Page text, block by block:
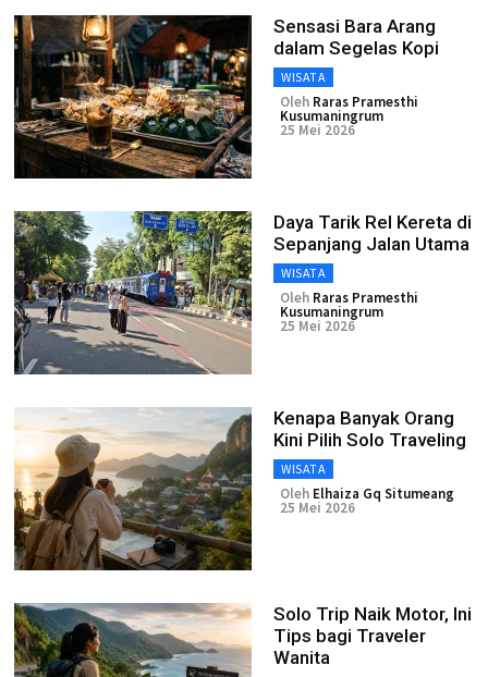
Sensasi Bara Arang
dalam Segelas Kopi
WISATA
Oleh Raras Pramesthi
Kusumaningrum
25 Mei 2026
Daya Tarik Rel Kereta di
Sepanjang Jalan Utama
WISATA
Oleh Raras Pramesthi
Kusumaningrum
25 Mei 2026
Kenapa Banyak Orang
Kini Pilih Solo Traveling
WISATA
Oleh Elhaiza Gq Situmeang
25 Mei 2026
Solo Trip Naik Motor, Ini
Tips bagi Traveler
Wanita